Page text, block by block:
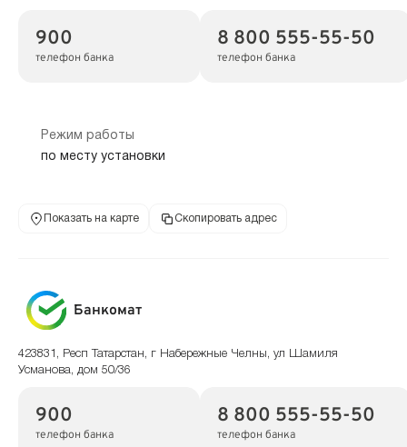
900
телефон банка
8 800 555-55-50
телефон банка
Режим работы
по месту установки
Показать на карте Скопировать адрес
Банкомат
423831, Респ Татарстан, г Набережные Челны, ул Шамиля
Усманова, дом 50/36
900
телефон банка
8 800 555-55-50
телефон банка